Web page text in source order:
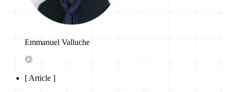
Emmanuel Valluche
[ Article ]